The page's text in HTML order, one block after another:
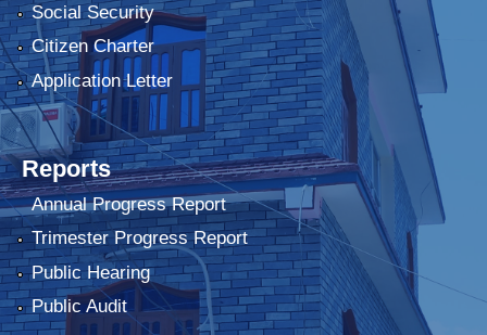
Social Security
Citizen Charter
Application Letter
Reports
Annual Progress Report
Trimester Progress Report
Public Hearing
Public Audit